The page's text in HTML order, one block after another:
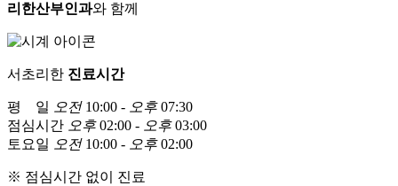
리한산부인과와 함께
서초리한 진료시간
평 일 오전10:00 - 오후07:30
점심시간 오후02:00 - 오후03:00
토요일 오전10:00 - 오후02:00
※ 점심시간 없이 진료